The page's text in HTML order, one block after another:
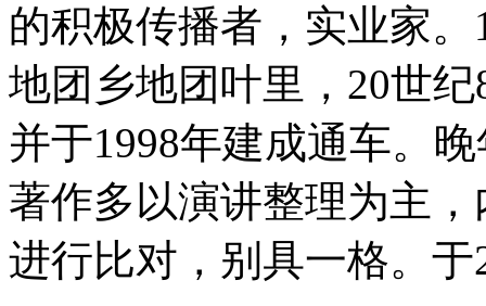
的积极传播者，实业家
地团乡地团叶里，20世
并于1998年建成通车。
著作多以演讲整理为主
进行比对，别具一格。